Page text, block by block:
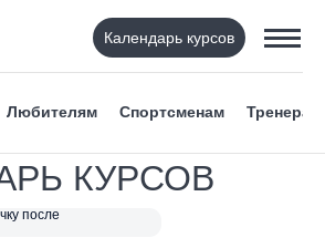
Календарь курсов
Любителям Спортсменам Тренерам
КУРСОВ
после